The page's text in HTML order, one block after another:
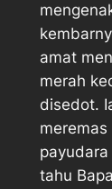
amat
merah
disedot.
tahu